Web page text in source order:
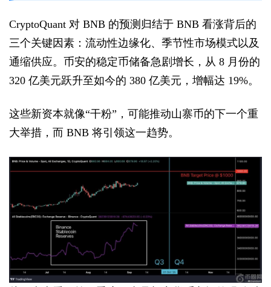
CryptoQuant 对 BNB 的预测归结于 BNB 看涨背后的
三个关键因素：流动性边缘化、季节性市场模式以及
通缩供应。币安的稳定币储备急剧增长，从 8 月份的
320 亿美元跃升至如今的 380 亿美元，增幅达 19%。
这些新资本就像“干粉”，可能推动山寨币的下一个重
大举措，而 BNB 将引领这一趋势。